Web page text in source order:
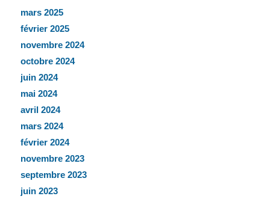
mars 2025
février 2025
novembre 2024
octobre 2024
juin 2024
mai 2024
avril 2024
mars 2024
février 2024
novembre 2023
septembre 2023
juin 2023